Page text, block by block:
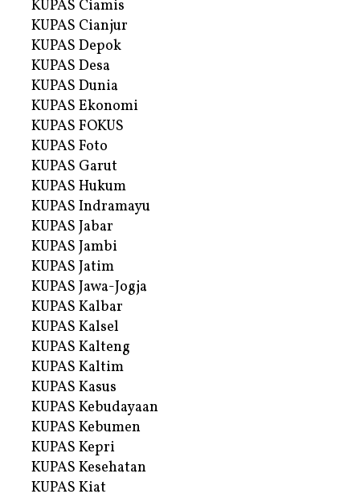
KUPAS Ciamis
KUPAS Cianjur
KUPAS Depok
KUPAS Desa
KUPAS Dunia
KUPAS Ekonomi
KUPAS FOKUS
KUPAS Foto
KUPAS Garut
KUPAS Hukum
KUPAS Indramayu
KUPAS Jabar
KUPAS Jambi
KUPAS Jatim
KUPAS Jawa-Jogja
KUPAS Kalbar
KUPAS Kalsel
KUPAS Kalteng
KUPAS Kaltim
KUPAS Kasus
KUPAS Kebudayaan
KUPAS Kebumen
KUPAS Kepri
KUPAS Kesehatan
KUPAS Kiat